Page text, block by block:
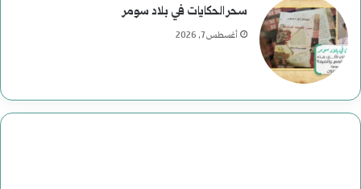
سحر الحكايات في بلاد سومر
أغسطس 7, 2026